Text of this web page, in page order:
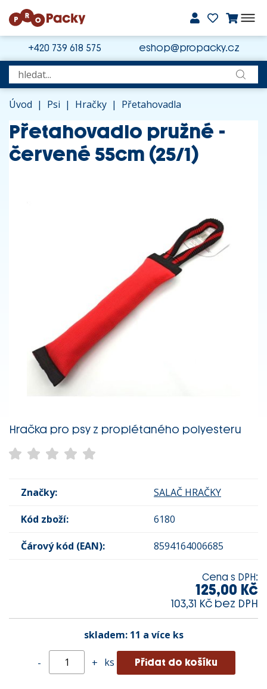
+420 739 618 575 eshop@propacky.cz
Úvod | Psi | Hračky | Přetahovadla
Přetahovadlo pružné -
červené 55cm (25/1)
Hračka pro psy z proplétaného polyesteru
Značky: SALAČ HRAČKY
Kód zboží: 6180
Čárový kód (EAN): 8594164006685
Cena s DPH:
125,00 Kč
103,31 Kč bez DPH
skladem: 11 a více ks
- + ks